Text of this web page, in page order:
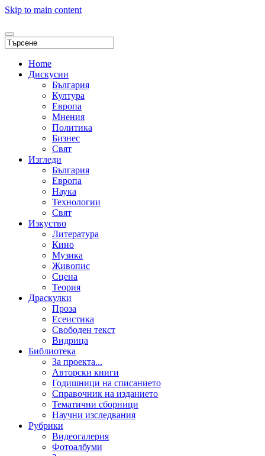
Skip to main content
Home
Дискусии
България
Култура
Европа
Мнения
Политика
Бизнес
Свят
Изгледи
България
Европа
Наука
Технологии
Свят
Изкуство
Литература
Кино
Музика
Живопис
Сцена
Теория
Драскулки
Проза
Есеистика
Свободен текст
Видрица
Библиотека
За проекта...
Авторски книги
Годишници на списанието
Справочник на изданието
Тематични сборници
Научни изследвания
Рубрики
Видеогалерия
Фотоалбуми